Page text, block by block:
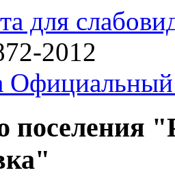
для
2012
поселения